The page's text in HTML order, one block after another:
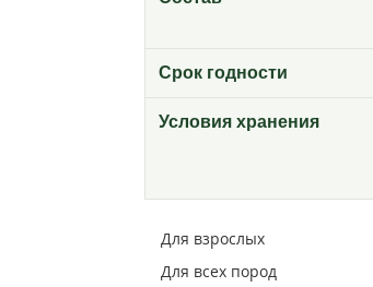
Срок годности
Условия хранения
Для взрослых
Для всех пород